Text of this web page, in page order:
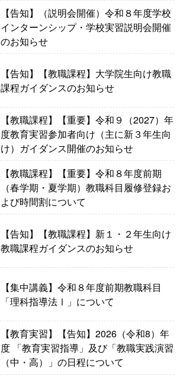
【告知】（説明会開催）令和８年度学校
インターンシップ・学校実習説明会開催
のお知らせ
【告知】【教職課程】大学院生向け教職
課程ガイダンスのお知らせ
【教職課程】【重要】令和９（2027）年
度教育実習参加者向け（主に新３年生向
け）ガイダンス開催のお知らせ
【教職課程】【重要】令和８年度前期
（春学期・夏学期）教職科目履修登録お
よび時間割について
【告知】【教職課程】新１・２年生向け
教職課程ガイダンスのお知らせ
【集中講義】令和８年度前期教職科目
「理科指導法Ⅰ」について
【教育実習】【告知】2026（令和8）年
度 「教育実習指導」及び「教職実践演習
（中・高）」の日程について